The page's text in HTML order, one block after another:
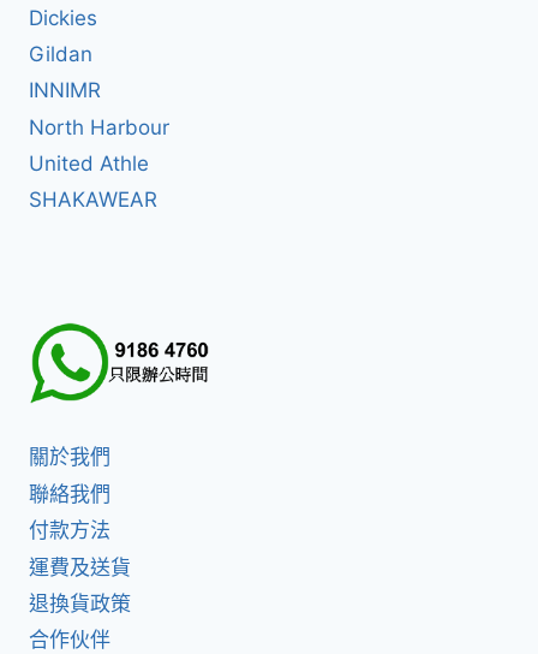
Dickies
Gildan
INNIMR
North Harbour
United Athle
SHAKAWEAR
關於我們
聯絡我們
付款方法
運費及送貨
退換貨政策
合作伙伴